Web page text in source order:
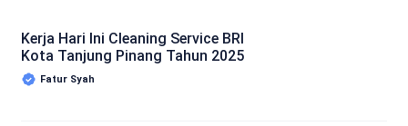
Kerja Hari Ini Cleaning Service BRI
Kota Tanjung Pinang Tahun 2025
Fatur Syah